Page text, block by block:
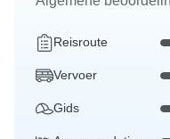
Reisroute
Vervoer
Gids